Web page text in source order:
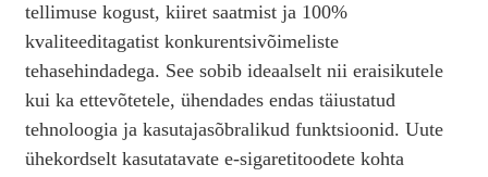
tellimuse kogust, kiiret saatmist ja 100%
kvaliteeditagatist konkurentsivõimeliste
tehasehindadega. See sobib ideaalselt nii eraisikutele
kui ka ettevõtetele, ühendades endas täiustatud
tehnoloogia ja kasutajasõbralikud funktsioonid. Uute
ühekordselt kasutatavate e-sigaretitoodete kohta